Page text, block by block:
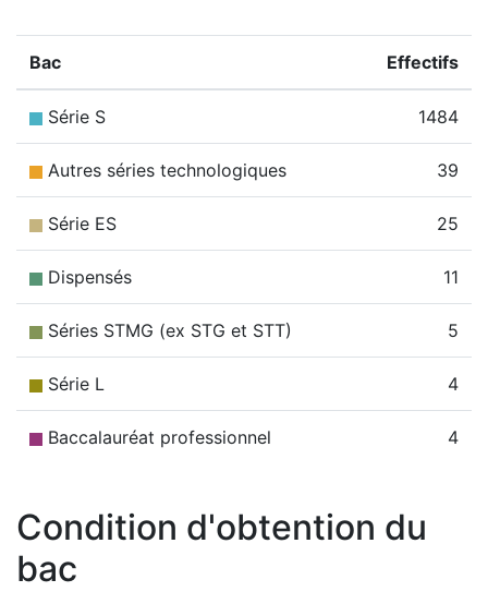
Bac Effectifs
Série S 1484
Autres séries technologiques 39
Série ES 25
Dispensés 11
Séries STMG (ex STG et STT) 5
Série L 4
Baccalauréat professionnel 4
Condition d'obtention du
bac